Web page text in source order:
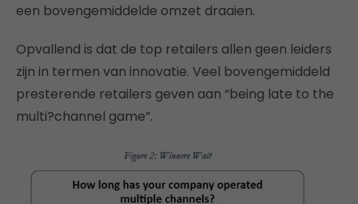
een bovengemiddelde omzet draaien.
Opvallend is dat de top retailers allen geen leiders
zijn in termen van innovatie. Veel bovengemiddeld
presterende retailers geven aan “being late to the
multi?channel game”.